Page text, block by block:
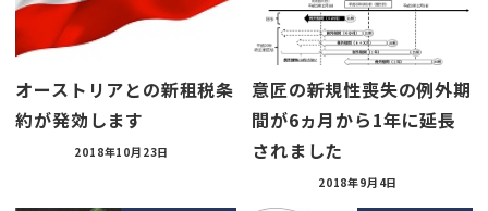
オーストリアとの新租税条
約が発効します
2018年10月23日
意匠の新規性喪失の例外期
間が6ヵ月から1年に延長
されました
2018年9月4日